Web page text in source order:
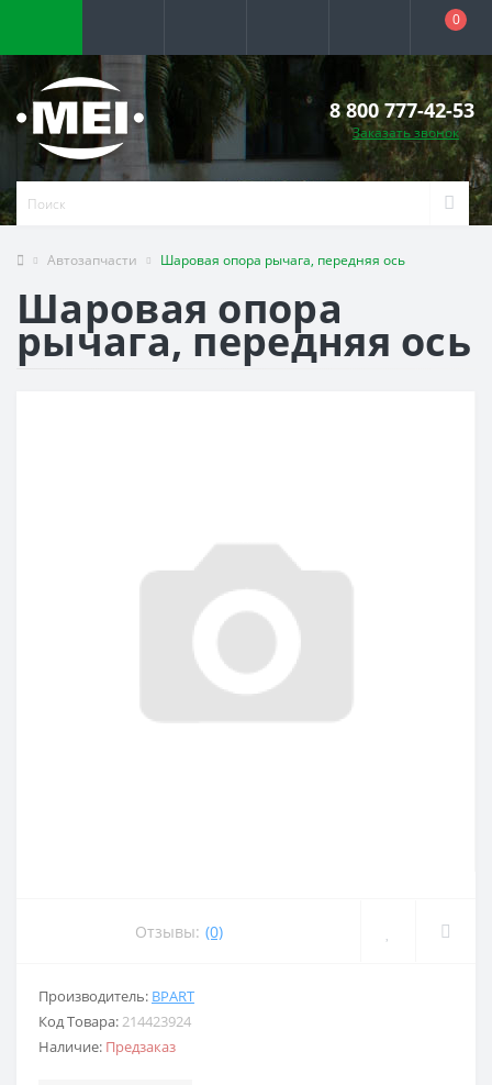
0
8 800 777-42-53
Заказать звонок
Автозапчасти Шаровая опора рычага, передняя ось
Шаровая опора
рычага, передняя ось
Отзывы: (0)
Производитель: BPART
Код Товара:214423924
Наличие: Предзаказ